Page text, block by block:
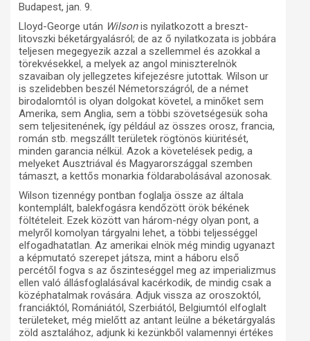
Budapest, jan. 9.
Lloyd-George után Wilsonis nyilatkozott a breszt-
litovszki béketárgyalásról; de az ő nyilatkozata is jobbára
teljesen megegyezik azzal a szellemmel és azokkal a
törekvésekkel, a melyek az angol miniszterelnök
szavaiban oly jellegzetes kifejezésre jutottak. Wilson ur
is szelidebben beszél Németországról, de a német
birodalomtól is olyan dolgokat követel, a minőket sem
Amerika, sem Anglia, sem a többi szövetségesük soha
sem teljesitenének, így például az összes orosz, francia,
román stb. megszállt területek rögtönös kiüritését,
minden garancia nélkül. Azok a követelések pedig, a
melyeket Ausztriával és Magyarországgal szemben
támaszt, a kettős monarkia földarabolásával azonosak.
Wilson tizennégy pontban foglalja össze az általa
kontemplált, balekfogásra kendőzött örök békének
föltételeit. Ezek között van három-négy olyan pont, a
melyről komolyan tárgyalni lehet, a többi teljességgel
elfogadhatatlan. Az amerikai elnök még mindig ugyanazt
a képmutató szerepet játsza, mint a háboru első
percétől fogva s az őszinteséggel meg az imperializmus
ellen való állásfoglalásával kacérkodik, de mindig csak a
középhatalmak rovására. Adjuk vissza az oroszoktól,
franciáktól, Romániától, Szerbiától, Belgiumtól elfoglalt
területeket, még mielőtt az antant leülne a béketárgyalás
zöld asztalához, adjunk ki kezünkből valamennyi értékes